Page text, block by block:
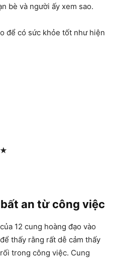
bè và người ấy xem sao.
để có sức khỏe tốt như hiện
an từ công việc
12 cung hoàng đạo vào
thấy rằng rất dễ cảm thấy
trong công việc. Cung